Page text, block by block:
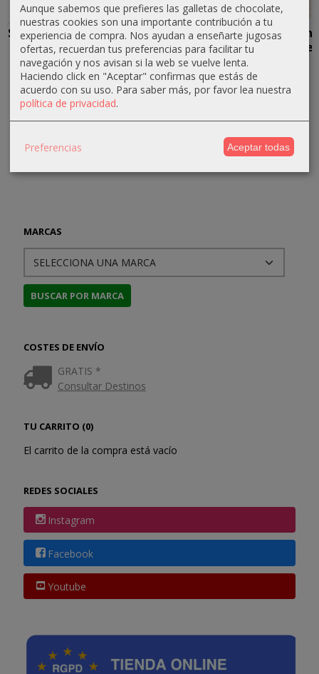
MARCAS
COSTES DE ENVÍO
GRATIS *
Consultar Destinos
TU CARRITO (0)
El carrito de la compra está vacío
REDES SOCIALES
Instagram
Facebook
Youtube
SPQR Deluxe
Edition 2nd
Printing
104,74 €
110,25 €
The River,
mapa para
la Saga
Normanda
7,50 €
D-Day at Iwo
Jima
94,50 €
105,00 €
The Seven
Days Battles
80,33 €
Aunque sabemos que prefieres las galletas de chocolate,
nuestras cookies son una importante contribución a tu
experiencia de compra. Nos ayudan a enseñarte jugosas
ofertas, recuerdan tus preferencias para facilitar tu
navegación y nos avisan si la web se vuelve lenta.
Haciendo click en "Aceptar" confirmas que estás de
acuerdo con su uso. Para saber más, por favor lea nuestra
política de privacidad.
Preferencias Aceptar todas